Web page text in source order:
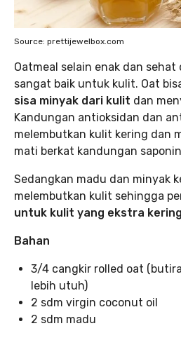
Source: prettijewelbox.com
Oatmeal selain enak dan
sangat baik untuk kulit. Oat
sisa minyak dari kulit dan
Kandungan antioksidan dan
melembutkan kulit kering dan
mati berkat kandungan
Sedangkan madu dan minyak
melembutkan kulit sehingga
untuk kulit yang ekstra
Bahan
3/4 cangkir rolled oat
lebih utuh)
2 sdm virgin coconut oil
2 sdm madu